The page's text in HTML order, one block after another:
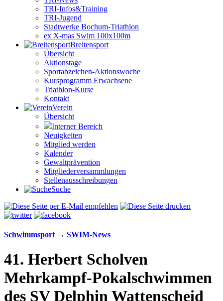
TRI-Infos&Training
TRI-Jugend
Stadtwerke Bochum-Triathlon
ex X-mas Swim 100x100m
Breiten­sport
Übersicht
Aktionstage
Sportabzeichen-Aktionswoche
Kursprogramm Erwachsene
Triathlon-Kurse
Kontakt
Verein
Übersicht
Interner Bereich
Neuigkeiten
Mitglied werden
Kalender
Gewaltprävention
Mitglieder­versammlungen
Stellen­aus­schrei­bungen
Suche
Schwimm­sport → SWIM-News
41. Herbert Scholven
Mehrkampf-Pokal­schwimmen
des SV Delphin Watten­scheid